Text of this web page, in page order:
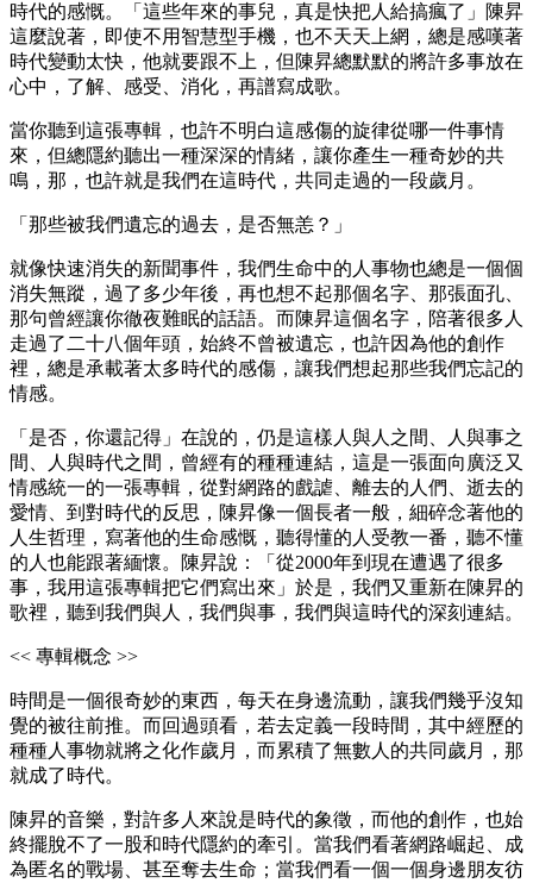
時代的感慨。「這些年來的事兒，真是快把人給搞瘋了」陳昇
這麼說著，即使不用智慧型手機，也不天天上網，總是感嘆著
時代變動太快，他就要跟不上，但陳昇總默默的將許多事放在
心中，了解、感受、消化，再譜寫成歌。
當你聽到這張專輯，也許不明白這感傷的旋律從哪一件事情
來，但總隱約聽出一種深深的情緒，讓你產生一種奇妙的共
鳴，那，也許就是我們在這時代，共同走過的一段歲月。
「那些被我們遺忘的過去，是否無恙？」
就像快速消失的新聞事件，我們生命中的人事物也總是一個個
消失無蹤，過了多少年後，再也想不起那個名字、那張面孔、
那句曾經讓你徹夜難眠的話語。而陳昇這個名字，陪著很多人
走過了二十八個年頭，始終不曾被遺忘，也許因為他的創作
裡，總是承載著太多時代的感傷，讓我們想起那些我們忘記的
情感。
「是否，你還記得」在說的，仍是這樣人與人之間、人與事之
間、人與時代之間，曾經有的種種連結，這是一張面向廣泛又
情感統一的一張專輯，從對網路的戲謔、離去的人們、逝去的
愛情、到對時代的反思，陳昇像一個長者一般，細碎念著他的
人生哲理，寫著他的生命感慨，聽得懂的人受教一番，聽不懂
的人也能跟著緬懷。陳昇說：「從2000年到現在遭遇了很多
事，我用這張專輯把它們寫出來」於是，我們又重新在陳昇的
歌裡，聽到我們與人，我們與事，我們與這時代的深刻連結。
<< 專輯概念 >>
時間是一個很奇妙的東西，每天在身邊流動，讓我們幾乎沒知
覺的被往前推。而回過頭看，若去定義一段時間，其中經歷的
種種人事物就將之化作歲月，而累積了無數人的共同歲月，那
就成了時代。
陳昇的音樂，對許多人來說是時代的象徵，而他的創作，也始
終擺脫不了一股和時代隱約的牽引。當我們看著網路崛起、成
為匿名的戰場、甚至奪去生命；當我們看一個一個身邊朋友彷